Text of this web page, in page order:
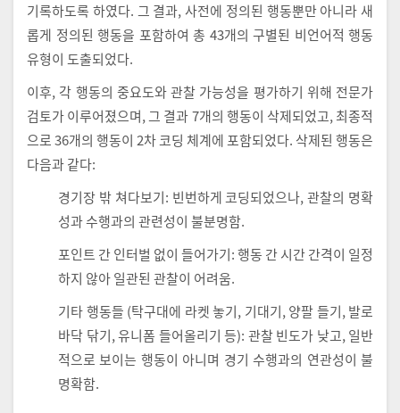
기록하도록 하였다. 그 결과, 사전에 정의된 행동뿐만 아니라 새
롭게 정의된 행동을 포함하여 총 43개의 구별된 비언어적 행동
유형이 도출되었다.
이후, 각 행동의 중요도와 관찰 가능성을 평가하기 위해 전문가
검토가 이루어졌으며, 그 결과 7개의 행동이 삭제되었고, 최종적
으로 36개의 행동이 2차 코딩 체계에 포함되었다. 삭제된 행동은
다음과 같다:
경기장 밖 쳐다보기: 빈번하게 코딩되었으나, 관찰의 명확
성과 수행과의 관련성이 불분명함.
포인트 간 인터벌 없이 들어가기: 행동 간 시간 간격이 일정
하지 않아 일관된 관찰이 어려움.
기타 행동들 (탁구대에 라켓 놓기, 기대기, 양팔 들기, 발로
바닥 닦기, 유니폼 들어올리기 등): 관찰 빈도가 낮고, 일반
적으로 보이는 행동이 아니며 경기 수행과의 연관성이 불
명확함.